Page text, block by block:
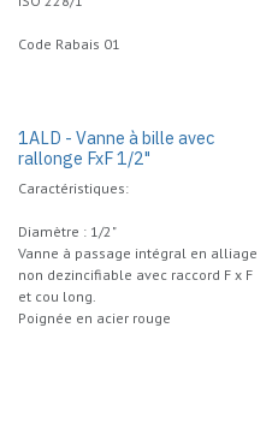
Code Rabais 01
1ALD - Vanne à bille avec
rallonge FxF 1/2"
Caractéristiques:
Diamètre : 1/2"
Vanne à passage intégral en alliage
non dezincifiable avec raccord F x F
et cou long.
Poignée en acier rouge